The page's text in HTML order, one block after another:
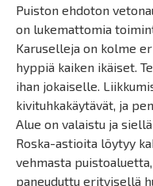
Puiston ehdoton
on lukemattomia
Karuselleja on kolme
hyppiä kaiken ikäiset.
ihan jokaiselle.
kivituhkakäytävät, ja
Alue on valaistu ja
Roska-astioita löytyy
vehmasta
paneuduttu erityisellä